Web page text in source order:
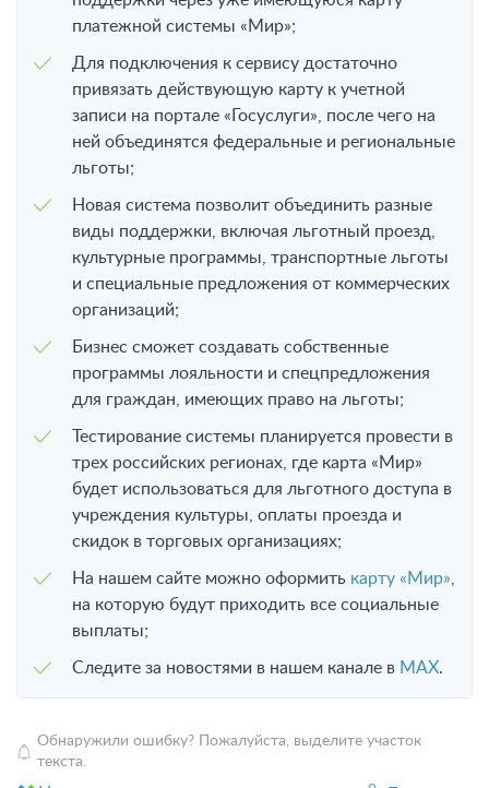
платежной системы «Мир»;
Для подключения к сервису достаточно
привязать действующую карту к учетной
записи на портале «Госуслуги», после чего на
ней объединятся федеральные и региональные
льготы;
Новая система позволит объединить разные
виды поддержки, включая льготный проезд,
культурные программы, транспортные льготы
и специальные предложения от коммерческих
организаций;
Бизнес сможет создавать собственные
программы лояльности и спецпредложения
для граждан, имеющих право на льготы;
Тестирование системы планируется провести в
трех российских регионах, где карта «Мир»
будет использоваться для льготного доступа в
учреждения культуры, оплаты проезда и
скидок в торговых организациях;
На нашем сайте можно оформить карту «Мир»
на которую будут приходить все социальные
выплаты;
Следите за новостями в нашем канале в MAX.
Обнаружили ошибку? Пожалуйста, выделите участок
текста.